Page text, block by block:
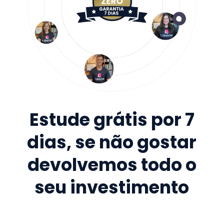
Estude grátis por 7
dias, se não gostar
devolvemos todo o
seu investimento